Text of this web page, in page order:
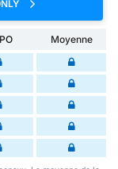
Moyenne